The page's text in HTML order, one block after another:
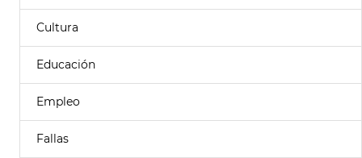
Cultura
Educación
Empleo
Fallas